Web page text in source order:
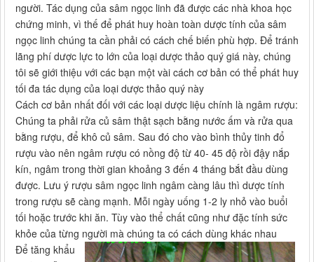
người. Tác dụng của sâm ngọc linh đã được các nhà khoa học
chứng minh, vì thế để phát huy hoàn toàn dược tính của sâm
ngọc linh chúng ta cần phải có cách chế biến phù hợp. Để tránh
lãng phí dược lực to lớn của loại dược thảo quý giá này, chúng
tôi sẽ giới thiệu với các bạn một vài cách cơ bản có thể phát huy
tối đa tác dụng của loại dược thảo quý này
Cách cơ bản nhất đối với các loại dược liệu chính là ngâm rượu:
Chúng ta phải rửa củ sâm thật sạch bằng nước ấm và rửa qua
bằng rượu, để khô củ sâm. Sau đó cho vào bình thủy tinh đổ
rượu vào nên ngâm rượu có nồng độ từ 40- 45 độ rồi đậy nắp
kín, ngâm trong thời gian khoảng 3 đến 4 tháng bắt đầu dùng
được. Lưu ý rượu sâm ngọc linh ngâm càng lâu thì dược tính
trong rượu sẽ càng mạnh. Mỗi ngày uống 1-2 ly nhỏ vào buổi
tối hoặc trước khi ăn. Tùy vào thể chất cũng như đặc tính sức
khỏe của từng người mà chúng ta có cách dùng khác nhau
Để tăng khẩu